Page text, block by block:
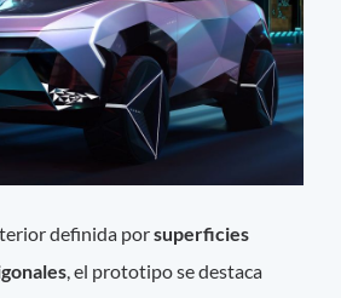
definida porsuperficies
, el prototipo se destaca